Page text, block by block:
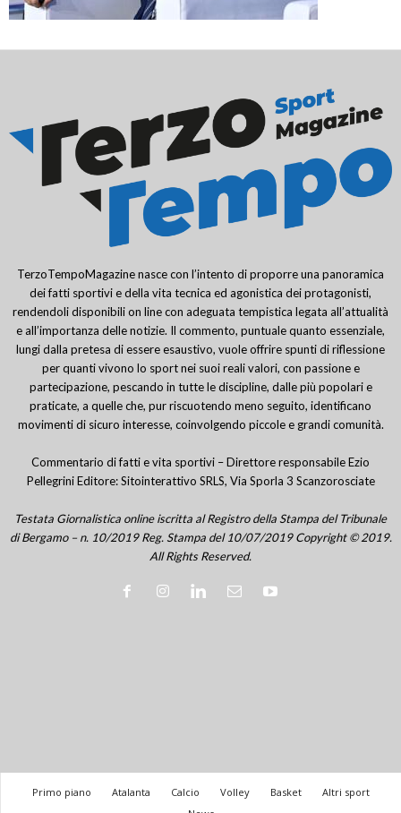
TerzoTempoMagazine nasce con l’intento di proporre una panoramica
dei fatti sportivi e della vita tecnica ed agonistica dei protagonisti,
rendendoli disponibili on line con adeguata tempistica legata all’attualità
e all’importanza delle notizie. Il commento, puntuale quanto essenziale,
lungi dalla pretesa di essere esaustivo, vuole offrire spunti di riflessione
per quanti vivono lo sport nei suoi reali valori, con passione e
partecipazione, pescando in tutte le discipline, dalle più popolari e
praticate, a quelle che, pur riscuotendo meno seguito, identificano
movimenti di sicuro interesse, coinvolgendo piccole e grandi comunità.
Commentario di fatti e vita sportivi – Direttore responsabile Ezio
Pellegrini Editore: Sitointerattivo SRLS, Via Sporla 3 Scanzorosciate
Testata Giornalistica online iscritta al Registro della Stampa del Tribunale
di Bergamo – n. 10/2019 Reg. Stampa del 10/07/2019 Copyright © 2019.
All Rights Reserved.
Primo piano Atalanta Calcio Volley Basket
Altri sport